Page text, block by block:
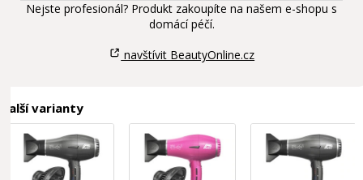
Nejste profesionál? Produkt zakoupíte na našem e-shopu s
domácí péčí.
navštívit BeautyOnline.cz
Další varianty